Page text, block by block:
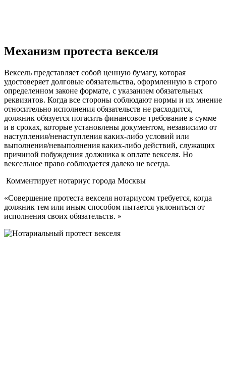
Механизм протеста векселя
Вексель представляет собой ценную бумагу, которая
удостоверяет долговые обязательства, оформленную в строго
определенном законе формате, с указанием обязательных
реквизитов. Когда все стороны соблюдают нормы и их мнение
относительно исполнения обязательств не расходится,
должник обязуется погасить финансовое требование в сумме
и в сроках, которые установлены документом, независимо от
наступления/ненаступления каких-либо условий или
выполнения/невыполнения каких-либо действий, служащих
причиной побуждения должника к оплате векселя. Но
вексельное право соблюдается далеко не всегда.
Комментирует нотариус города Москвы
«Совершение протеста векселя нотариусом требуется, когда
должник тем или иным способом пытается уклониться от
исполнения своих обязательств. »